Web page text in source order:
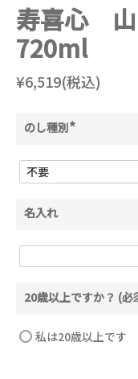
寿喜心 山
720ml
¥6,519(税込)
のし種別
須
名入れ
20歳以上ですか？ (必
私は20歳以上です